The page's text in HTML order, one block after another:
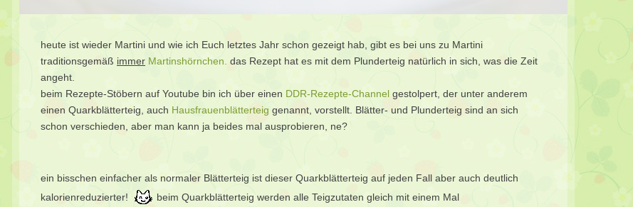
heute ist wieder Martini und wie ich Euch letztes Jahr schon gezeigt hab, gibt es bei uns zu Martini
traditionsgemäß immer Martinshörnchen. das Rezept hat es mit dem Plunderteig natürlich in sich, was die Zeit
angeht.
beim Rezepte-Stöbern auf Youtube bin ich über einen DDR-Rezepte-Channel gestolpert, der unter anderem
einen Quarkblätterteig, auch Hausfrauenblätterteig genannt, vorstellt. Blätter- und Plunderteig sind an sich
schon verschieden, aber man kann ja beides mal ausprobieren, ne?
ein bisschen einfacher als normaler Blätterteig ist dieser Quarkblätterteig auf jeden Fall aber auch deutlich
kalorienreduzierter!
beim Quarkblätterteig werden alle Teigzutaten gleich mit einem Mal